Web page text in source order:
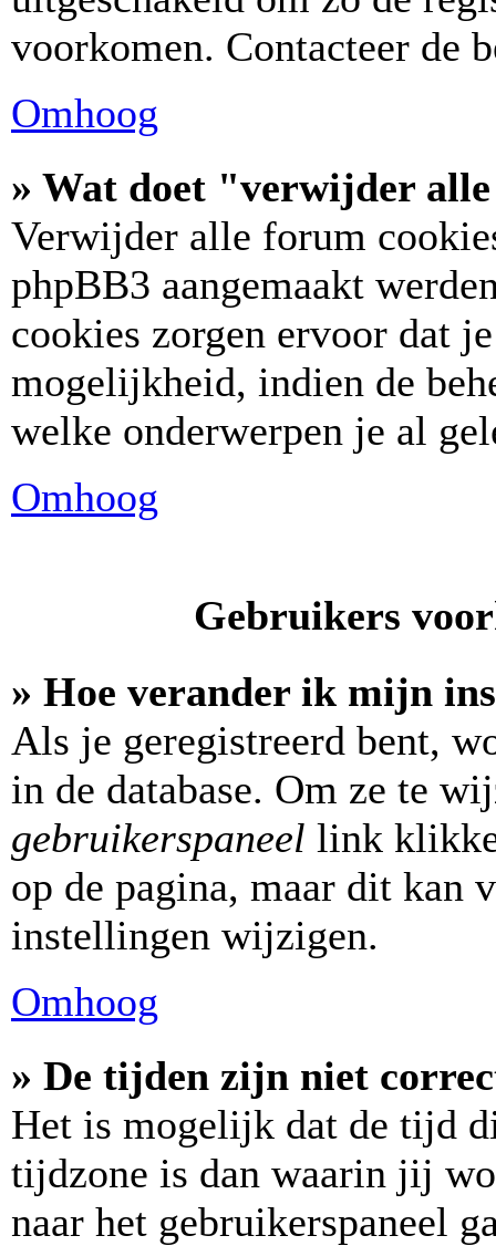
voorkomen. Contacteer de
Omhoog
» Wat doet "verwijder
Verwijder alle forum
phpBB3 aangemaakt
cookies zorgen ervoor dat
mogelijkheid, indien de
welke onderwerpen je al
Omhoog
Gebruikers
» Hoe verander ik mijn
Als je geregistreerd bent,
in de database. Om ze te
gebruikerspaneel link
op de pagina, maar dit kan
instellingen wijzigen.
Omhoog
» De tijden zijn niet
Het is mogelijk dat de tijd
tijdzone is dan waarin jij
naar het gebruikerspaneel